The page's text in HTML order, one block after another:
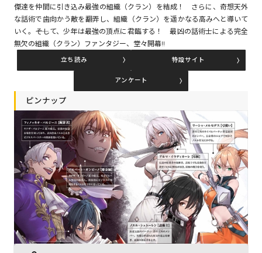
コミックパルフェ
コミックエッセイ
閉じる
傑達を仲間に引き込み最強の組織（クラン）を結成！ さらに、奇想天外
な話術で歯向かう敵を翻弄し、組織（クラン）を遥かなる高みへと導いて
いく。――そして、少年は最強の頂点に君臨する！ 最凶の話術士による完全
無欠の組織（クラン）ファンタジー、堂々開幕!!
立ち読み 特設サイト
アンケート
ピンナップ